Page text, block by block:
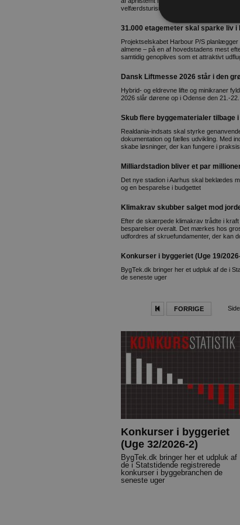
velfærdsturisme
31.000 etagemeter skal sparke liv i
Projektselskabet Harbour P/S
almene – på en af hovedstadens mest
samtidig genoplives som et attraktivt
Dansk Liftmesse 2026 står i den
Hybrid- og eldrevne lifte og minikraner
2026 slår dørene op i Odense den 21.-
Skub flere byggematerialer tilbage
Realdania-indsats skal styrke
dokumentation og fælles udvikling. Med
skabe løsninger, der kan fungere i
Milliardstadion bliver et par
Det nye stadion i Aarhus skal beklædes
og en besparelse i budgettet
Klimakrav skubber salget mod
Efter de skærpede klimakrav trådte i
besparelser overalt. Det mærkes hos
udfordres af skruefundamenter, der kan
Konkurser i byggeriet (Uge 19/
BygTek.dk bringer her et udpluk af de i
de seneste uger
FORRIGE
Konkurser i byggeriet
(Uge 32/2026-2)
BygTek.dk bringer her et udpluk af
de i Statstidende registrerede
konkurser i byggebranchen de
seneste uger